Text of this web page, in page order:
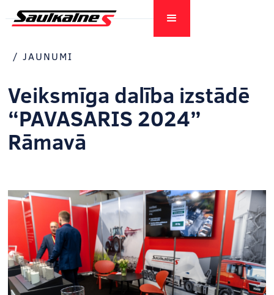
/JAUNUMI
Veiksmīga dalība izstādē
“PAVASARIS 2024”
Rāmavā